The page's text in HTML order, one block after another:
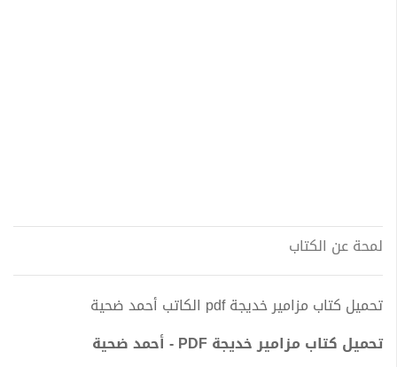
لمحة عن الكتاب
تحميل كتاب مزامير خديجة pdf الكاتب أحمد ضحية
تحميل كتاب مزامير خديجة PDF - أحمد ضحية